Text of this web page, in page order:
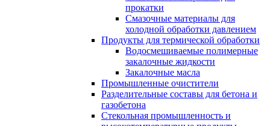
прокатки
Смазочные материалы для
холодной обработки давлением
Продукты для термической обработки
Водосмешиваемые полимерные
закалочные жидкости
Закалочные масла
Промышленные очистители
Разделительные составы для бетона и
газобетона
Стекольная промышленность и